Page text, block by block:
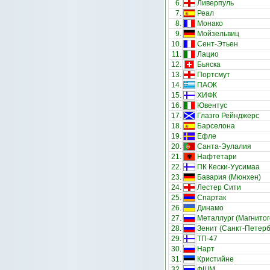
6.
Ливерпуль
7.
Реал
8.
Монако
9.
Мойзельвиц
10.
Сент-Этьен
11.
Лацио
12.
Бьяска
13.
Портсмут
14.
ПАОК
15.
ХИФК
16.
Ювентус
17.
Глазго Рейнджерс
18.
Барселона
19.
Ефле
20.
Санта-Эулалия
21.
Нафтетари
22.
ПК Кески-Уусимаа
23.
Бавария (Мюнхен)
24.
Лестер Сити
25.
Спартак
26.
Динамо
27.
Металлург
28.
Зенит (Санкт-
29.
ТП-47
30.
Нарт
31.
Кристийне